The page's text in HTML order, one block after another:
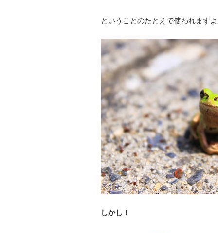
ということのたとえで使われます
しかし！